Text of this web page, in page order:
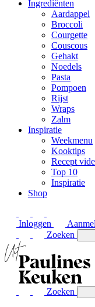
Ingrediënten
Aardappel
Broccoli
Courgette
Couscous
Gehakt
Noedels
Pasta
Pompoen
Rijst
Wraps
Zalm
Inspiratie
Weekmenu
Kooktips
Recept
Top 10
Inspiratie
Shop
Inloggen
Zoeken
Zoeken